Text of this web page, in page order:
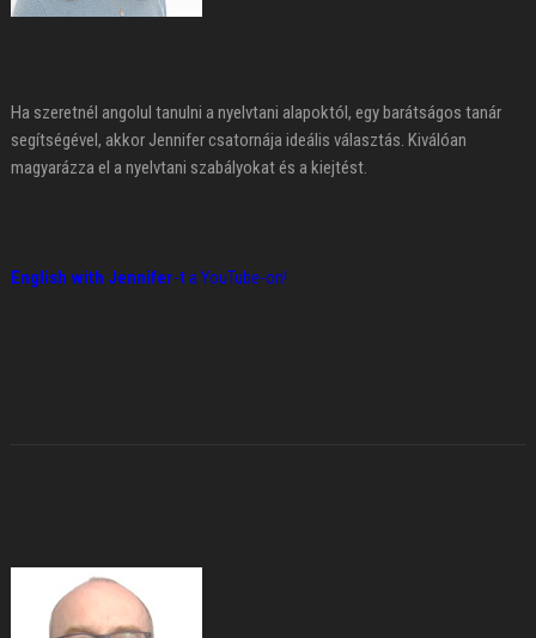
Ha szeretnél angolul tanulni a nyelvtani alapoktól, egy barátságos tanár
segítségével, akkor Jennifer csatornája ideális választás. Kiválóan
magyarázza el a nyelvtani szabályokat és a kiejtést.
English with Jennifer-t a YouTube-on!